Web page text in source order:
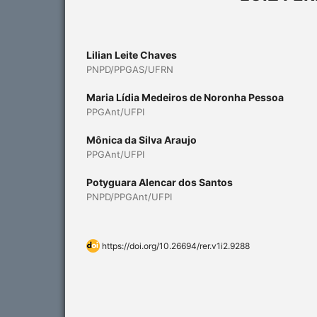
Lilian Leite Chaves
PNPD/PPGAS/UFRN
Maria Lídia Medeiros de Noronha Pessoa
PPGAnt/UFPI
Mônica da Silva Araujo
PPGAnt/UFPI
Potyguara Alencar dos Santos
PNPD/PPGAnt/UFPI
https://doi.org/10.26694/rer.v1i2.9288